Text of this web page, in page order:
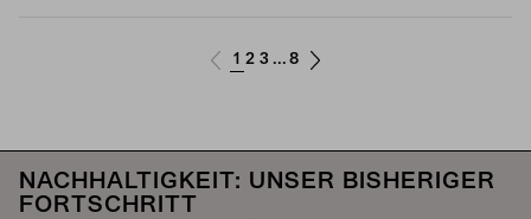
1 2 3 ... 8
NACHHALTIGKEIT: UNSER BISHERIGER
FORTSCHRITT